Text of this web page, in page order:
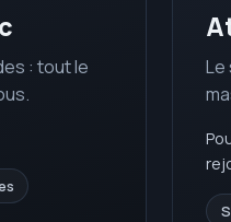
: tout le
Le